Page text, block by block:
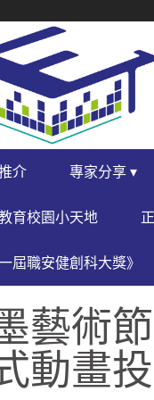
介 專家分享 ▾
育校園小天地
屆職安健創科大獎》
藝術
動畫